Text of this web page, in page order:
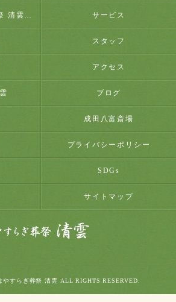
成田の葬儀･やすらぎ葬祭 清雲のお客様の声 サービス
スタッフ
アクセス
ブログ
成田八富斎場
プライバシーポリシー
SDGs
サイトマップ
やすらぎ葬祭 清雲 ALL RIGHTS RESERVED.